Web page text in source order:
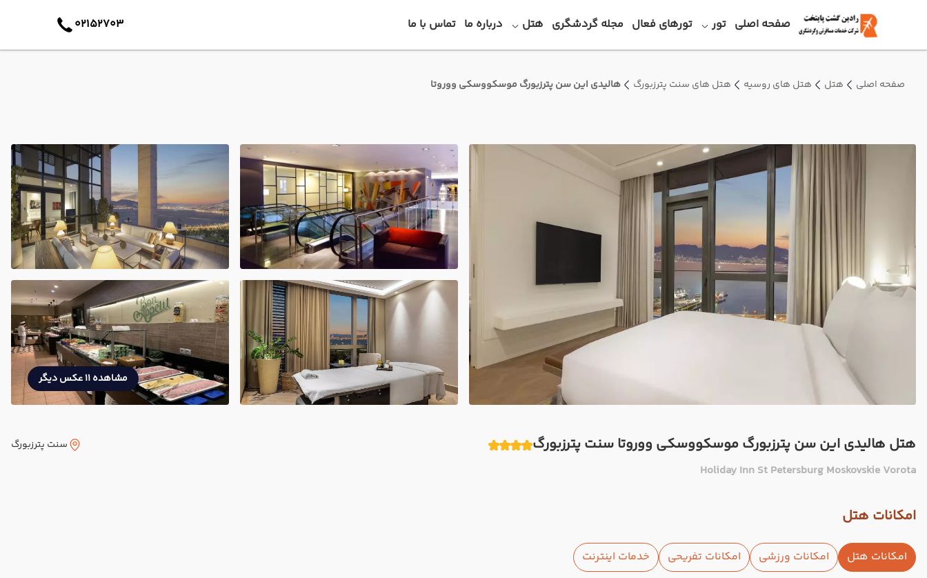
صفحه اصلی تور تورهای فعال مجله گردشگری هتل درباره ما تماس با ما 02152703
صفحه اصلی هتل هتل های روسیه هتل های سنت پترزبورگ هالیدی این سن پترزبورگ موسکووسکی ووروتا
مشاهده 11 عکس دیگر
هتل هالیدی این سن پترزبورگ موسکووسکی ووروتا سنت پترزبورگ
Holiday Inn St Petersburg Moskovskie Vorota
سنت پترزبورگ
امکانات هتل
امکانات هتل امکانات ورزشی امکانات تفریحی خدمات اینترنت